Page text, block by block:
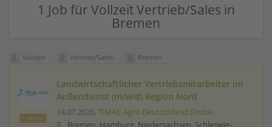
1 Job für Vollzeit Vertrieb/Sales in
Bremen
Vollzeit Vertrieb/Sales Bremen
Featured
Landwirtschaftlicher Vertriebsmitarbeiter im
Außendienst (m/w/d) Region Nord
14.07.2026, TIMAC Agro Deutschland GmbH